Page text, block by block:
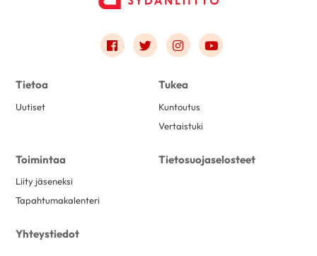
Link to facebook
Link to twitter
Link to instagram
Link to youtube
Tietoa
Uutiset
Tukea
Kuntoutus
Vertaistuki
Toimintaa
Liity jäseneksi
Tapahtumakalenteri
Tietosuojaselosteet
Yhteystiedot